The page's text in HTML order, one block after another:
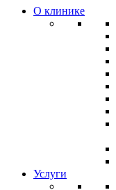
О клинике
Услуги